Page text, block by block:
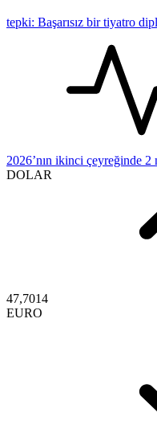
tepki: Başarısız bir tiyatro
2026’nın ikinci çeyreğinde
DOLAR
47,7014
EURO